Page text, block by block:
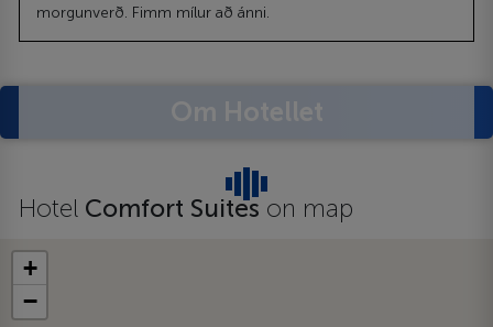
morgunverð. Fimm mílur að ánni.
Hotel Comfort Suites on map
+
−